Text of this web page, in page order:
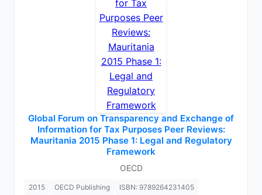
Global Forum on Transparency and Exchange of
Information for Tax Purposes Peer Reviews:
Mauritania 2015 Phase 1: Legal and Regulatory
Framework
OECD
2015 OECD Publishing ISBN: 9789264231405